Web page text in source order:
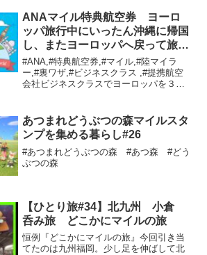
ナー↓↓↓【男前田ロマン太郎】は無...
ANAマイル特典航空券 ヨーロ
ッパ旅行中にいったん沖縄に帰国
し、またヨーロッパへ戻って旅行
を継続する そんなことが出来る
のでしょうか？
#ANA,#特典航空券,#マイル,#陸マイラ
ー,#裏ワザ,#ビジネスクラス ,#提携航空
会社ビジネスクラスでヨーロッパを３往
知識を深めましょう。ご視聴者様からの
リクエ...
あつまれどうぶつの森マイルスタ
ンプを集める暮らし#26
#あつまれどうぶつの森 #あつ森 #どう
ぶつの森
【ひとり旅#34】北九州 小倉
呑み旅 どこかにマイルの旅
恒例『どこかにマイルの旅』今回引き当
てたのは九州福岡。少し足を伸ばして北